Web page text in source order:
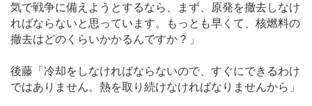
気で戦争に備えようとするなら、まず、原発を撤去しなけ
ればならないと思っています。もっとも早くて、核燃料の
撤去はどのくらいかかるんですか？」
後藤「冷却をしなければならないので、すぐにできるわけ
ではありません。熱を取り続けなければなりませんから」